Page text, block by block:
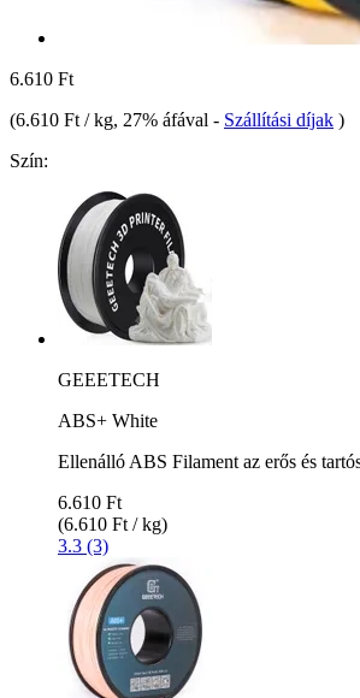
6.610 Ft
(6.610 Ft / kg, 27% áfával - Szállítási díjak )
Szín:
GEEETECH
ABS+ White
Ellenálló ABS Filament az erős és
6.610 Ft
(6.610 Ft / kg)
3.3 (3)